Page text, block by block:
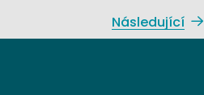
Následující